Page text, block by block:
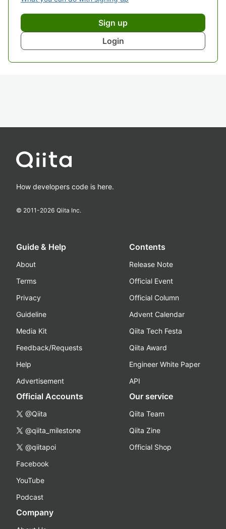
Sign up
Login
How developers code is here.
© 2011-2026 Qiita Inc.
Guide & Help
About
Terms
Privacy
Guideline
Media Kit
Feedback/Requests
Help
Advertisement
Contents
Release Note
Official Event
Official Column
Advent Calendar
Qiita Tech Festa
Qiita Award
Engineer White Paper
API
Official Accounts
@Qiita
@qiita_milestone
@qiitapoi
Facebook
YouTube
Podcast
Our service
Qiita Team
Qiita Zine
Official Shop
Company